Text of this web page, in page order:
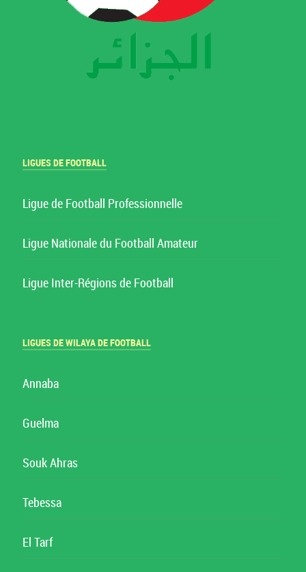
LIGUES DE FOOTBALL
Ligue de Football Professionnelle
Ligue Nationale du Football Amateur
Ligue Inter-Régions de Football
LIGUES DE WILAYA DE FOOTBALL
Annaba
Guelma
Souk Ahras
Tebessa
El Tarf